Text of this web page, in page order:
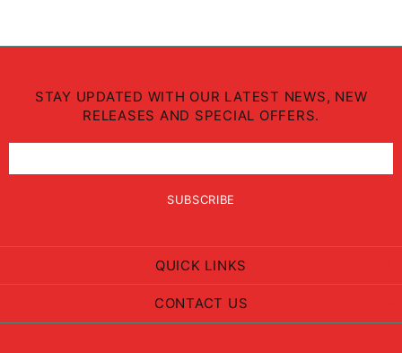
STAY UPDATED WITH OUR LATEST NEWS, NEW
RELEASES AND SPECIAL OFFERS.
QUICK LINKS
CONTACT US